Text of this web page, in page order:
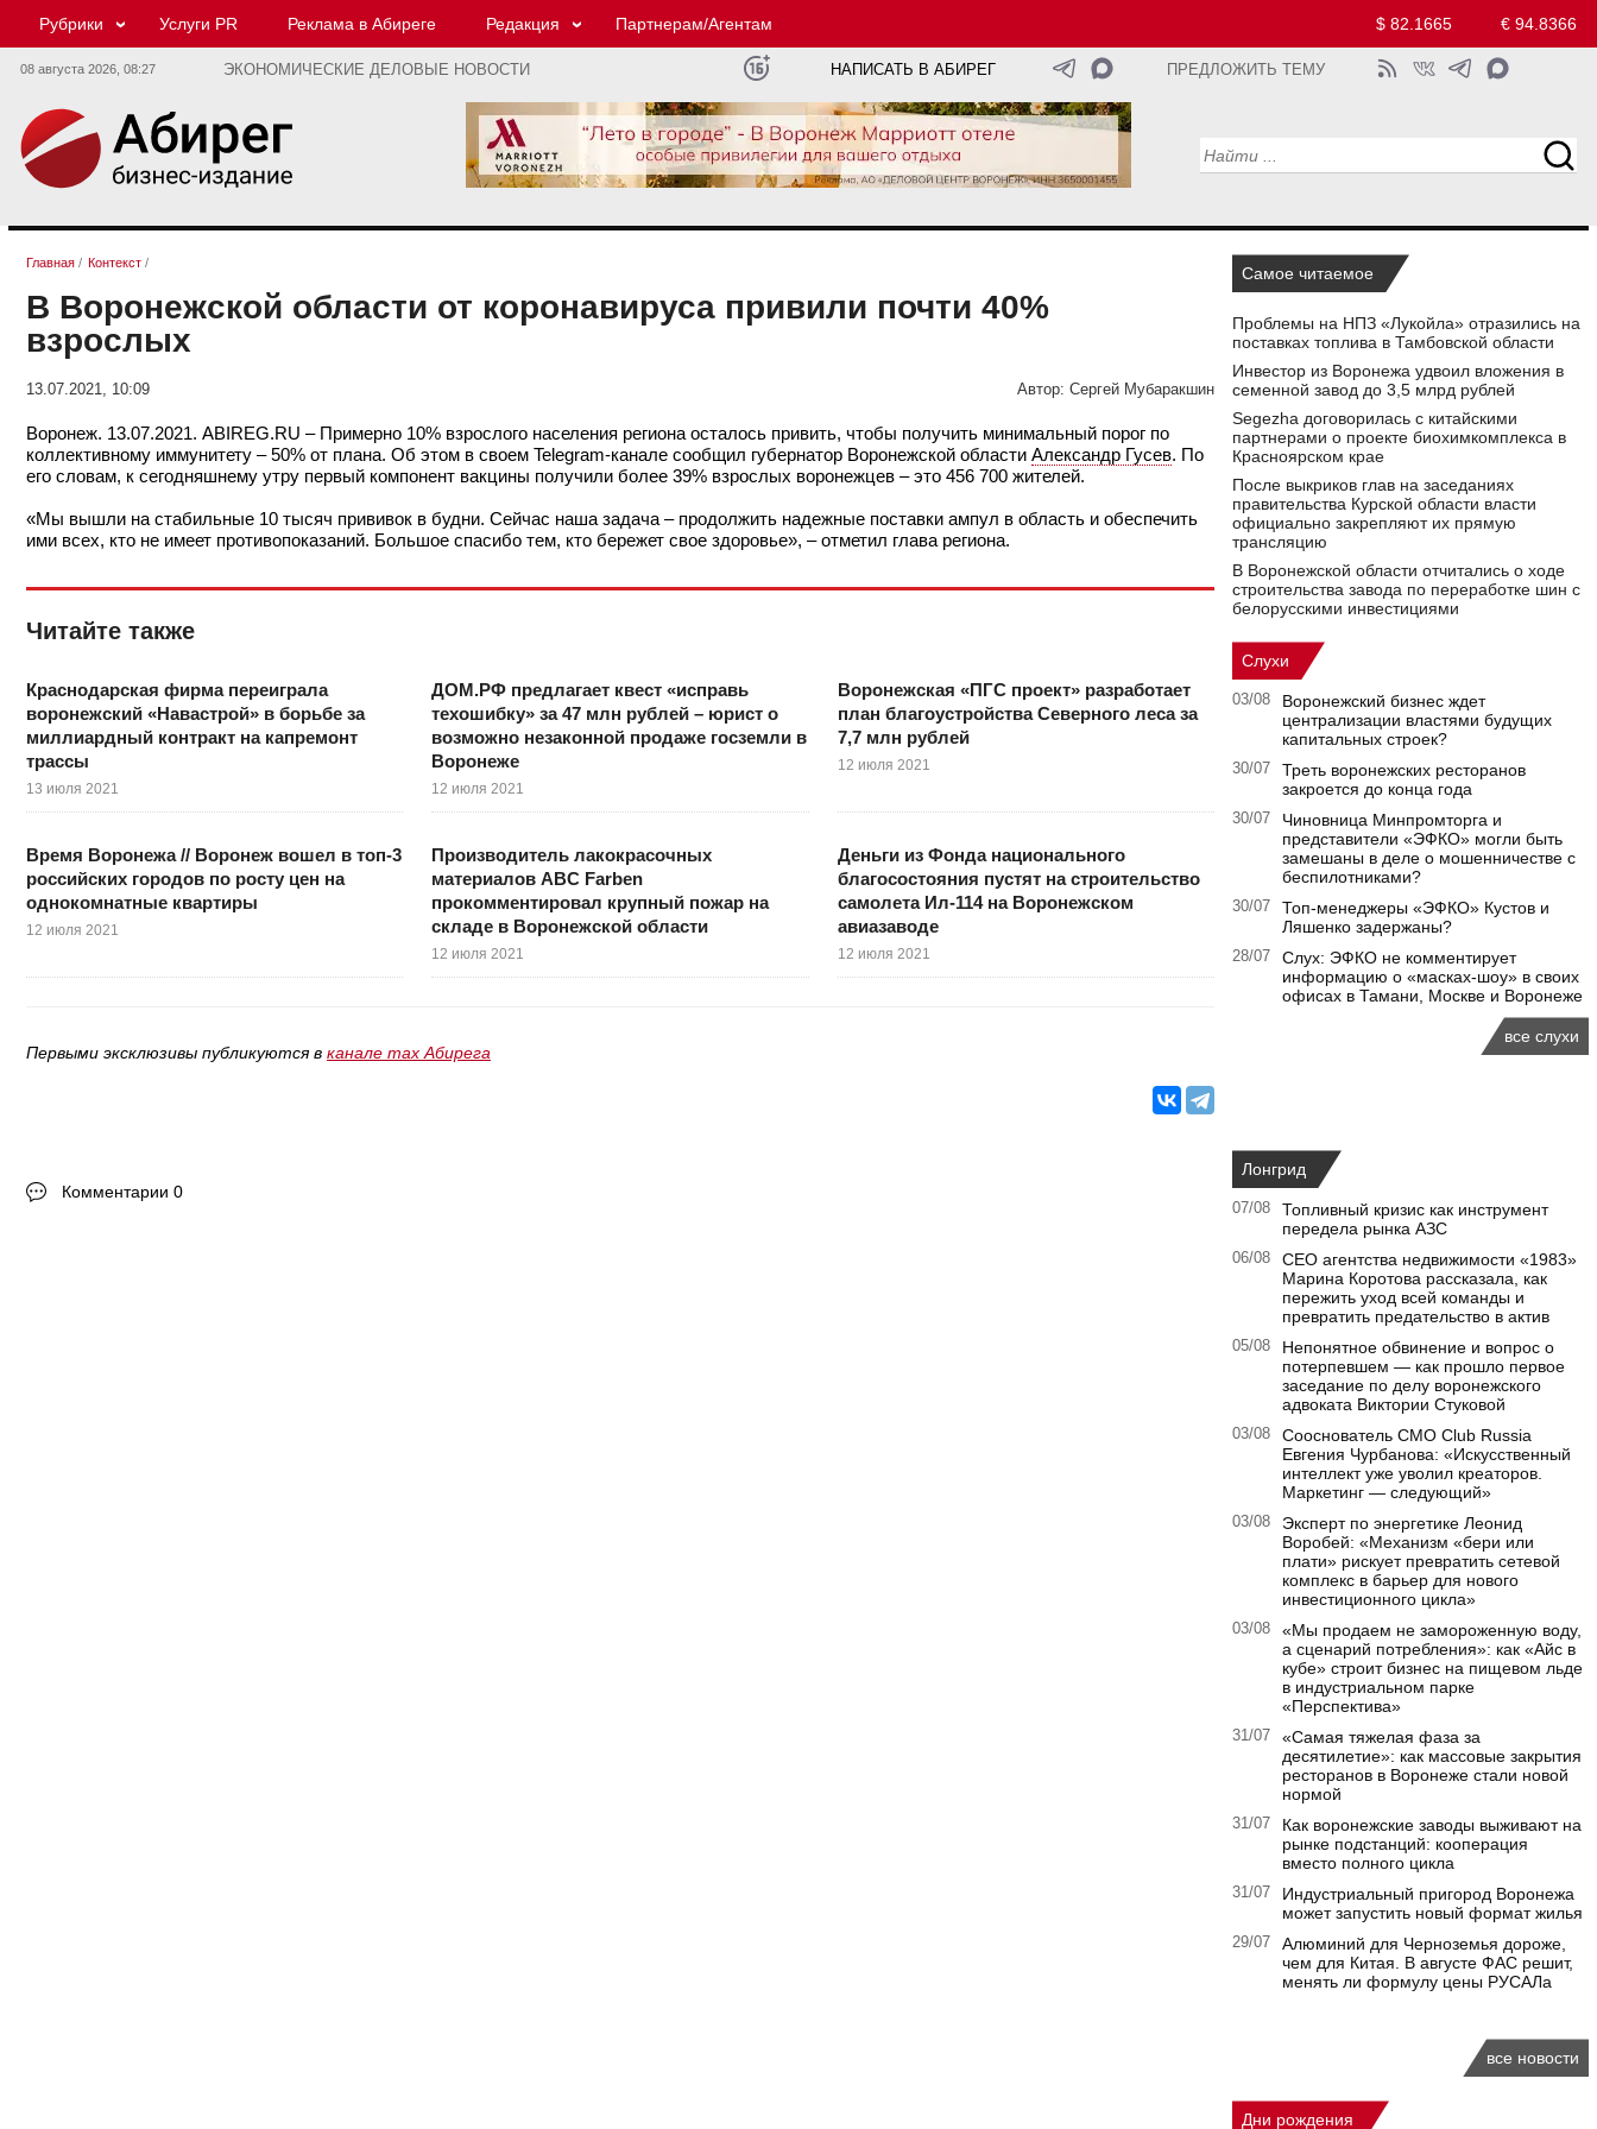
Рубрики Услуги PR Реклама в Абиреге Редакция Партнерам/Агентам $ 82.1665 € 94.8366
08 августа 2026, 08:27 ЭКОНОМИЧЕСКИЕ ДЕЛОВЫЕ НОВОСТИ НАПИСАТЬ В АБИРЕГ ПРЕДЛОЖИТЬ ТЕМУ
Главная / Контекст /
В Воронежской области от коронавируса привили почти 40%
взрослых
13.07.2021, 10:09 Автор: Сергей Мубаракшин
Воронеж. 13.07.2021. ABIREG.RU – Примерно 10% взрослого населения региона осталось привить, чтобы получить минимальный порог по
коллективному иммунитету – 50% от плана. Об этом в своем Telegram-канале сообщил губернатор Воронежской области Александр Гусев. По
его словам, к сегодняшнему утру первый компонент вакцины получили более 39% взрослых воронежцев – это 456 700 жителей.
«Мы вышли на стабильные 10 тысяч прививок в будни. Сейчас наша задача – продолжить надежные поставки ампул в область и обеспечить
ими всех, кто не имеет противопоказаний. Большое спасибо тем, кто бережет свое здоровье», – отметил глава региона.
Читайте также
Краснодарская фирма переиграла
воронежский «Навастрой» в борьбе за
миллиардный контракт на капремонт
трассы
13 июля 2021
ДОМ.РФ предлагает квест «исправь
техошибку» за 47 млн рублей – юрист о
возможно незаконной продаже госземли в
Воронеже
12 июля 2021
Воронежская «ПГС проект» разработает
план благоустройства Северного леса за
7,7 млн рублей
12 июля 2021
Время Воронежа // Воронеж вошел в топ-3
российских городов по росту цен на
однокомнатные квартиры
12 июля 2021
Производитель лакокрасочных
материалов ABC Farben
прокомментировал крупный пожар на
складе в Воронежской области
12 июля 2021
Деньги из Фонда национального
благосостояния пустят на строительство
самолета Ил-114 на Воронежском
авиазаводе
12 июля 2021
Первыми эксклюзивы публикуются в канале max Абирега
Комментарии 0
Самое читаемое
Проблемы на НПЗ «Лукойла» отразились на
поставках топлива в Тамбовской области
Инвестор из Воронежа удвоил вложения в
семенной завод до 3,5 млрд рублей
Segezha договорилась с китайскими
партнерами о проекте биохимкомплекса в
Красноярском крае
После выкриков глав на заседаниях
правительства Курской области власти
официально закрепляют их прямую
трансляцию
В Воронежской области отчитались о ходе
строительства завода по переработке шин с
белорусскими инвестициями
Слухи
03/08
Воронежский бизнес ждет
централизации властями будущих
капитальных строек?
30/07
Треть воронежских ресторанов
закроется до конца года
30/07
Чиновница Минпромторга и
представители «ЭФКО» могли быть
замешаны в деле о мошенничестве с
беспилотниками?
30/07
Топ-менеджеры «ЭФКО» Кустов и
Ляшенко задержаны?
28/07
Слух: ЭФКО не комментирует
информацию о «масках-шоу» в своих
офисах в Тамани, Москве и Воронеже
все слухи
Лонгрид
07/08
Топливный кризис как инструмент
передела рынка АЗС
06/08
CEO агентства недвижимости «1983»
Марина Коротова рассказала, как
пережить уход всей команды и
превратить предательство в актив
05/08
Непонятное обвинение и вопрос о
потерпевшем — как прошло первое
заседание по делу воронежского
адвоката Виктории Стуковой
03/08
Сооснователь CMO Club Russia
Евгения Чурбанова: «Искусственный
интеллект уже уволил креаторов.
Маркетинг — следующий»
03/08
Эксперт по энергетике Леонид
Воробей: «Механизм «бери или
плати» рискует превратить сетевой
комплекс в барьер для нового
инвестиционного цикла»
03/08
«Мы продаем не замороженную воду,
а сценарий потребления»: как «Айс в
кубе» строит бизнес на пищевом льде
в индустриальном парке
«Перспектива»
31/07
«Самая тяжелая фаза за
десятилетие»: как массовые закрытия
ресторанов в Воронеже стали новой
нормой
31/07
Как воронежские заводы выживают на
рынке подстанций: кооперация
вместо полного цикла
31/07
Индустриальный пригород Воронежа
может запустить новый формат жилья
29/07
Алюминий для Черноземья дороже,
чем для Китая. В августе ФАС решит,
менять ли формулу цены РУСАЛа
все новости
Дни рождения